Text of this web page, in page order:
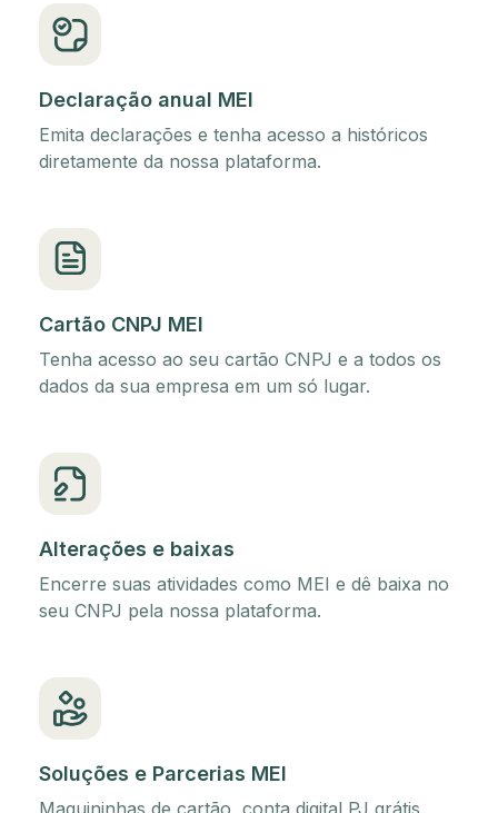
Declaração anual MEI
Emita declarações e tenha acesso a históricos
diretamente da nossa plataforma.
Cartão CNPJ MEI
Tenha acesso ao seu cartão CNPJ e a todos os
dados da sua empresa em um só lugar.
Alterações e baixas
Encerre suas atividades como MEI e dê baixa no
seu CNPJ pela nossa plataforma.
Soluções e Parcerias MEI